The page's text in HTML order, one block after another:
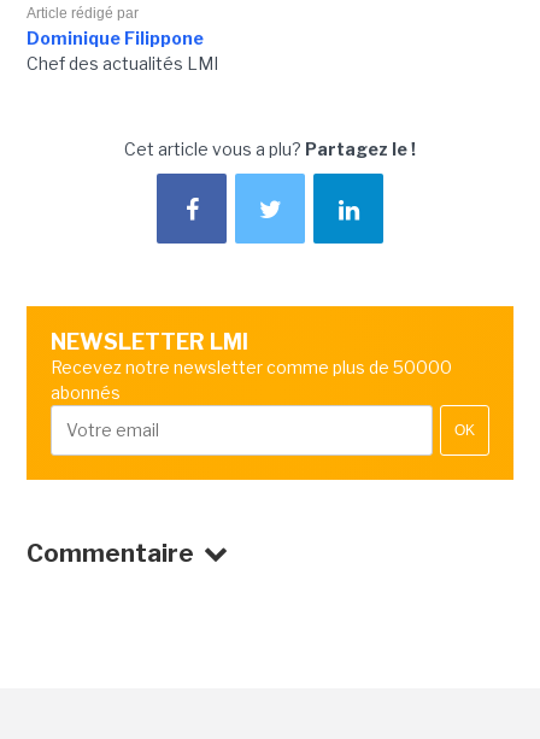
Article rédigé par
Dominique Filippone
Chef des actualités LMI
Cet article vous a plu? Partagez le !
NEWSLETTER LMI
Recevez notre newsletter comme plus de 50000
abonnés
OK
Commentaire